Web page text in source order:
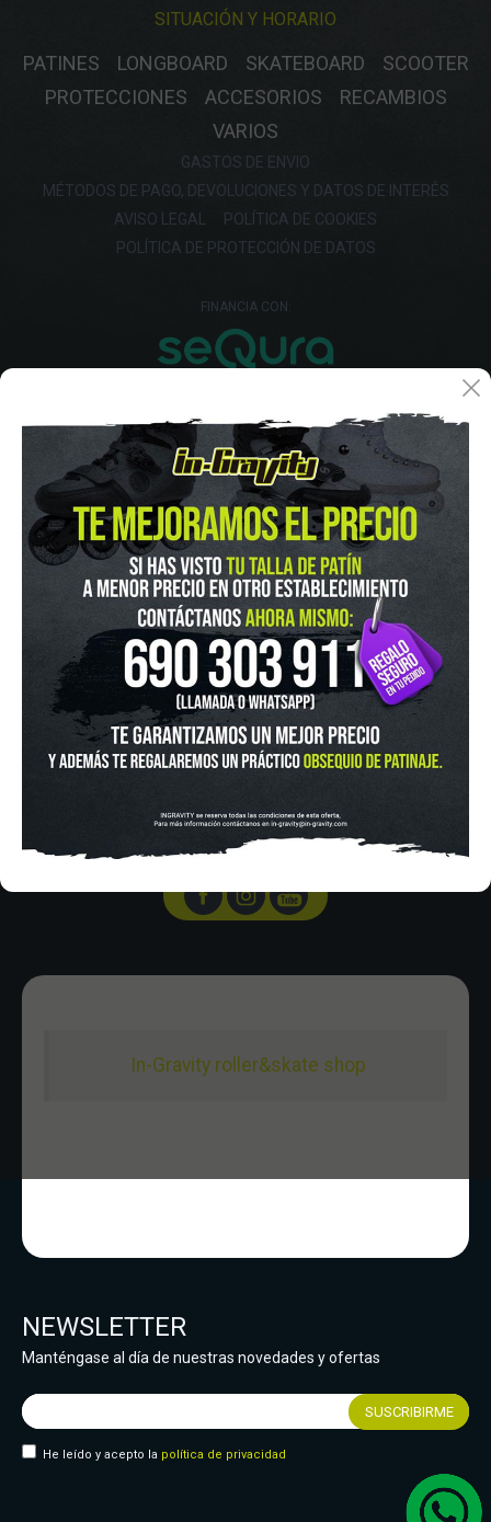
SITUACIÓN Y HORARIO
PATINES LONGBOARD SKATEBOARD
SCOOTER
PROTECCIONES
ACCESORIOS
RECAMBIOS
VARIOS
GASTOS DE ENVIO
MÉTODOS DE PAGO, DEVOLUCIONES Y DATOS DE INTERÉS
AVISO LEGAL
POLÍTICA DE COOKIES
POLÍTICA DE PROTECCIÓN DE DATOS
FINANCIA CON:
In-Gravity roller&skate shop
IN-GRAVITY MADRID RETIRO
Pza. Mariano de Cavia, 2
Tel.:
915 524 553
in-gravity@in-gravity.com
HORARIO
Sabado De 10:00 - 20:30
NEWSLETTER
Manténgase al día de nuestras novedades y ofertas
He leído y acepto la política de privacidad